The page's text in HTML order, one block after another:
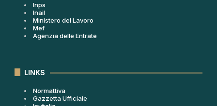
Inps
Inail
Ministero del Lavoro
Mef
Agenzia delle Entrate
LINKS
Normattiva
Gazzetta Ufficiale